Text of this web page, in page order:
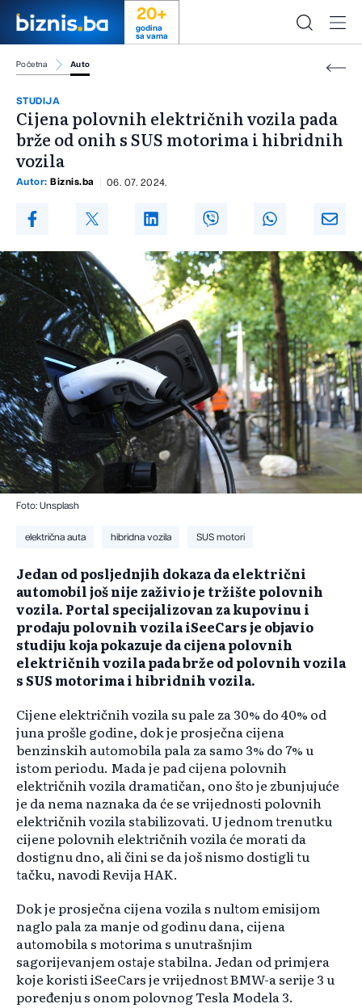
20+
godina
sa vama
Početna Auto
STUDIJA
Cijena polovnih električnih vozila pada
brže od onih s SUS motorima i hibridnih
vozila
Autor: Biznis.ba 06. 07. 2024.
Foto: Unsplash
električna auta hibridna vozila SUS motori
Jedan od posljednjih dokaza da električni
automobil još nije zaživio je tržište polovnih
vozila. Portal specijalizovan za kupovinu i
prodaju polovnih vozila iSeeCars je objavio
studiju koja pokazuje da cijena polovnih
električnih vozila pada brže od polovnih vozila
s SUS motorima i hibridnih vozila.
Cijene električnih vozila su pale za 30% do 40% od
juna prošle godine, dok je prosječna cijena
benzinskih automobila pala za samo 3% do 7% u
istom periodu. Mada je pad cijena polovnih
električnih vozila dramatičan, ono što je zbunjujuće
je da nema naznaka da će se vrijednosti polovnih
električnih vozila stabilizovati. U jednom trenutku
cijene polovnih električnih vozila će morati da
dostignu dno, ali čini se da još nismo dostigli tu
tačku, navodi Revija HAK.
Dok je prosječna cijena vozila s nultom emisijom
naglo pala za manje od godinu dana, cijena
automobila s motorima s unutrašnjim
sagorijevanjem ostaje stabilna. Jedan od primjera
koje koristi iSeeCars je vrijednost BMW-a serije 3 u
poređenju s onom polovnog Tesla Modela 3.